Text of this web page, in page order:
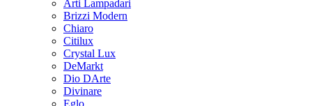
Arti Lampadari
Brizzi Modern
Chiaro
Citilux
Crystal Lux
DeMarkt
Dio DArte
Divinare
Eglo